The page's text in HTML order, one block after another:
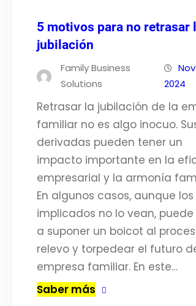
5 motivos para no retrasar
jubilación
Family Business
Solutions
2024
Retrasar la jubilación de la
familiar no es algo inocuo.
derivadas pueden tener un
impacto importante en la
empresarial y la armonía
En algunos casos, aunque los
implicados no lo vean,
a suponer un boicot al
relevo y torpedear el futuro
empresa familiar. En este…
Saber más